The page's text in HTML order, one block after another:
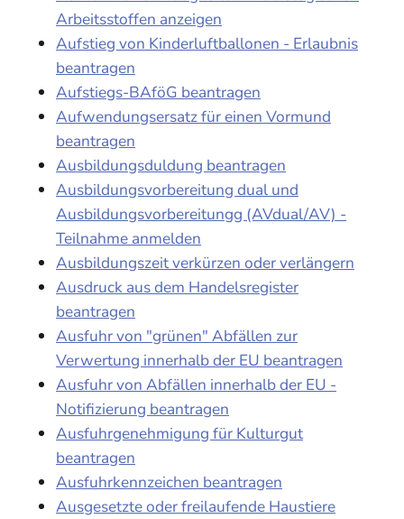
Arbeitsstoffen anzeigen
Aufstieg von Kinderluftballonen - Erlaubnis
beantragen
Aufstiegs-BAföG beantragen
Aufwendungsersatz für einen Vormund
beantragen
Ausbildungsduldung beantragen
Ausbildungsvorbereitung dual und
Ausbildungsvorbereitungg (AVdual/AV) -
Teilnahme anmelden
Ausbildungszeit verkürzen oder verlängern
Ausdruck aus dem Handelsregister
beantragen
Ausfuhr von "grünen" Abfällen zur
Verwertung innerhalb der EU beantragen
Ausfuhr von Abfällen innerhalb der EU -
Notifizierung beantragen
Ausfuhrgenehmigung für Kulturgut
beantragen
Ausfuhrkennzeichen beantragen
Ausgesetzte oder freilaufende Haustiere